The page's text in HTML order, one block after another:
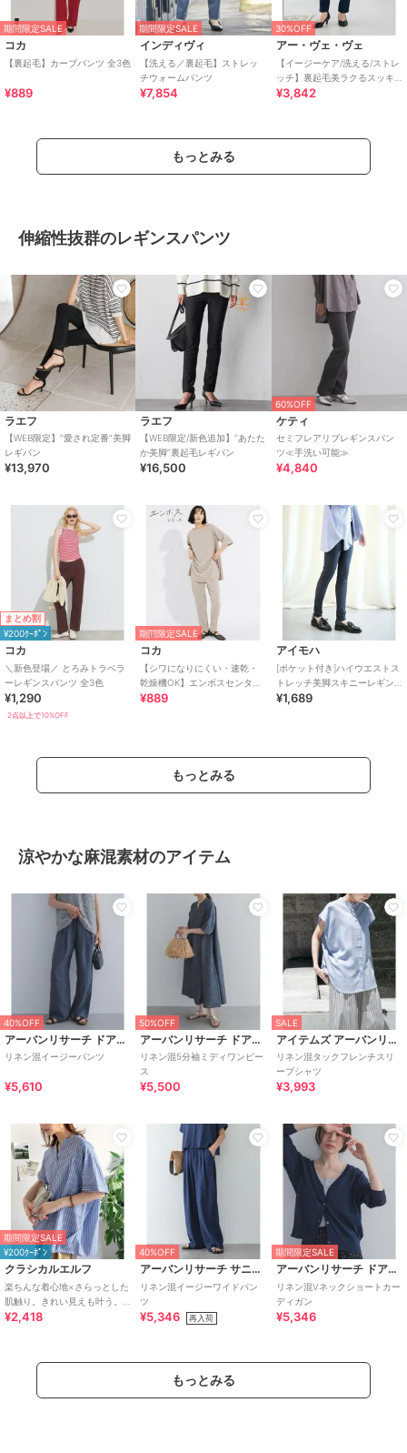
期間限定SALE
コカ
【裏起毛】カーブパンツ 全3色
¥889
期間限定SALE
インディヴィ
【洗える／裏起毛】ストレッ
チウォームパンツ
¥7,854
30%OFF
アー・ヴェ・ヴェ
【イージーケア/洗える/ストレ
ッチ】裏起毛美ラクるスッキ
リ見えテーパードパンツ
¥3,842
もっとみる
伸縮性抜群のレギンスパンツ
ラエフ
【WEB限定】”愛され定番”美脚
レギパン
¥13,970
ラエフ
【WEB限定/新色追加】”あたた
か美脚”裏起毛レギパン
¥16,500
60%OFF
ケティ
セミフレアリブレギンスパン
ツ≪手洗い可能≫
¥4,840
まとめ割
¥200ｸｰﾎﾟﾝ
コカ
＼新色登場／ とろみトラベラ
ーレギンスパンツ 全3色
¥1,290
2点以上で10%OFF
期間限定SALE
コカ
【シワになりにくい・速乾・
乾燥機OK】エンボスセンター
シームレギンスパンツ 全2色
¥889
アイモハ
[ポケット付き]ハイウエストス
トレッチ美脚スキニーレギン
スパンツ
¥1,689
もっとみる
涼やかな麻混素材のアイテム
40%OFF
アーバンリサーチ ドアーズ
リネン混イージーパンツ
¥5,610
50%OFF
アーバンリサーチ ドアーズ
リネン混5分袖ミディワンピー
ス
¥5,500
SALE
アイテムズ アーバンリサーチ
リネン混タックフレンチスリ
ーブシャツ
¥3,993
期間限定SALE
¥200ｸｰﾎﾟﾝ
クラシカルエルフ
楽ちんな着心地×さらっとした
肌触り。きれい見えも叶う。
リネン混バンドカラースキッ
¥2,418
40%OFF
アーバンリサーチ サニーレーベル
リネン混イージーワイドパン
ツ
¥5,346 再入荷
期間限定SALE
アーバンリサーチ ドアーズ
リネン混Vネックショートカー
ディガン
¥5,346
もっとみる